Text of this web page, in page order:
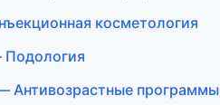
косметология
Подология
Антивозрастные программы